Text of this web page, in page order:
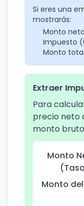
Si eres una
mostrarás:
Monto
Impuesto
Monto
Extraer
Para
precio neto
monto
Monto
Monto